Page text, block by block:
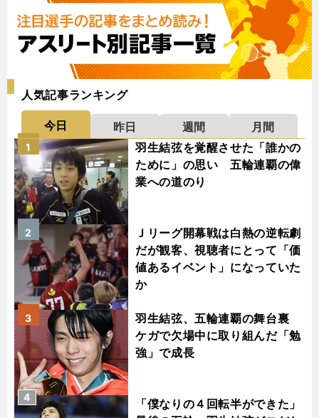
人気記事ランキング
今日 昨日 週間
月間
羽生結弦を覚醒させた「誰かの
ために」の思い 五輪連覇の偉
業への道のり
1
Ｊリーグ開幕戦は白熱の逆転劇
だが観客、視聴者にとって「価
値あるイベント」になっていた
か
2
羽生結弦、五輪連覇の舞台裏
ケガで欠場中に取り組んだ「勉
強」で成長
3
「僕なりの４回転半ができた」
4